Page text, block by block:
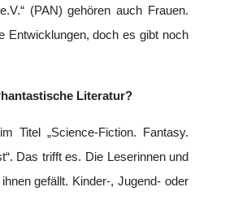
(PAN) gehören auch Frauen.
Entwicklungen, doch es gibt noch
Literatur?
Titel „Science-Fiction. Fantasy.
Das trifft es. Die Leserinnen und
gefällt. Kinder-, Jugend- oder